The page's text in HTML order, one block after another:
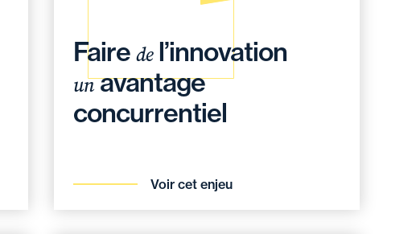
Faire del’innovation
unavantage
concurrentiel
Voir cet enjeu